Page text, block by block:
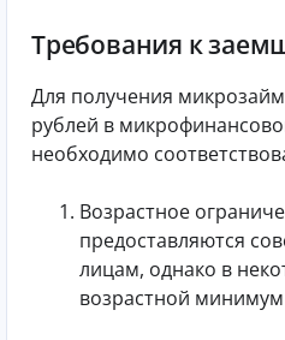
Требования к
Для получения
рублей в
необходимо
Возрастное
предоставляются
лицам, однако в
возрастной